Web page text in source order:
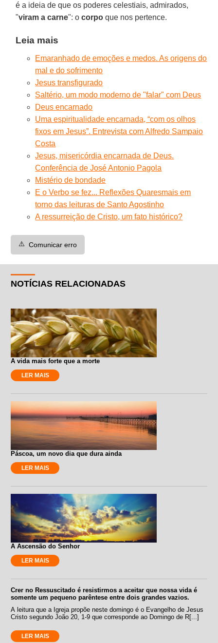
é a ideia de que os poderes celestiais, admirados,
"viram a carne": ocorpo que nos pertence.
Leia mais
Emaranhado de emoções e medos. As origens do
mal e do sofrimento
Jesus transfigurado
Saltério, um modo moderno de "falar" com Deus
Deus encarnado
Uma espiritualidade encarnada, “com os olhos
fixos em Jesus”. Entrevista com Alfredo Sampaio
Costa
Jesus, misericórdia encarnada de Deus.
Conferência de José Antonio Pagola
Mistério de bondade
E o Verbo se fez... Reflexões Quaresmais em
torno das leituras de Santo Agostinho
A ressurreição de Cristo, um fato histórico?
⚠️ Comunicar erro
NOTÍCIAS RELACIONADAS
A vida mais forte que a morte
LER MAIS
Páscoa, um novo dia que dura ainda
LER MAIS
A Ascensão do Senhor
LER MAIS
Crer no Ressuscitado é resistirmos a aceitar que nossa vida é
somente um pequeno parêntese entre dois grandes vazios.
A leitura que a Igreja propõe neste domingo é o Evangelho de Jesus
Cristo segundo João 20, 1-9 que corresponde ao Domingo de R[...]
LER MAIS